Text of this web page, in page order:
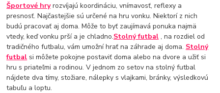
Športové hryrozvíjajú koordináciu, vnímavosť, reflexy a
presnosť. Najčastejšie sú určené na hru vonku. Niektorí z nich
budú pracovať aj doma. Môže to byť zaujímavá ponuka najmä
vtedy, keď vonku prší a je chladno.Stolný futbal , na rozdiel od
tradičného futbalu, vám umožní hrať na záhrade aj doma. Stolný
futbal si môžete pokojne postaviť doma alebo na dvore a užiť si
hru s priateľmi a rodinou. V jednom zo setov na stolný futbal
nájdete dva tímy, stožiare, nálepky s vlajkami, bránky, výsledkovú
tabuľu a loptu.